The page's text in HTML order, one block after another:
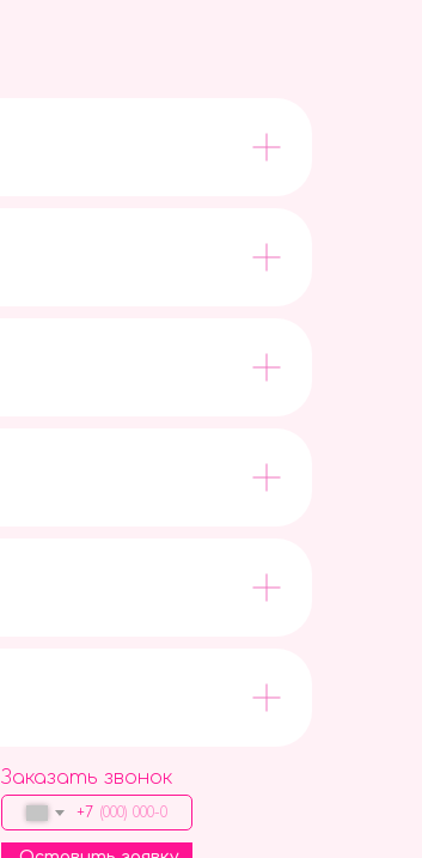
Заказать звонок
+7